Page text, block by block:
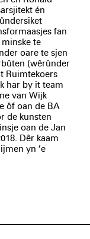
én
fan
te
oare te sjen
(wêrûnder
Ruimtekoers
har by it team
van Wijk
ôf oan de BA
de kunsten
oan de Jan
Dêr kaam
yn ’e